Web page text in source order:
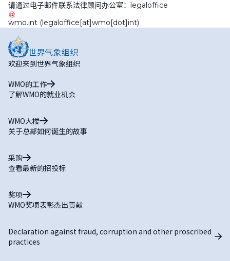
请通过电子邮件联系法律顾问办公室： legaloffice
wmo.int (legaloffice[at]wmo[dot]int)
欢迎来到世界气象组织
WMO的工作
了解WMO的就业机会
WMO大楼
关于总部如何诞生的故事
采购
查看最新的招投标
奖项
WMO奖项表彰杰出贡献
Declaration against fraud, corruption and other proscribed
practices